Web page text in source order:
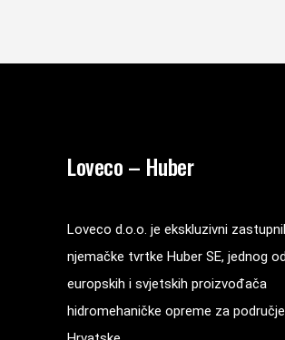
Loveco – Huber
Loveco d.o.o. je ekskluzivni
njemačke tvrtke Huber SE, jednog
europskih i svjetskih proizvođača
hidromehaničke opreme za područje